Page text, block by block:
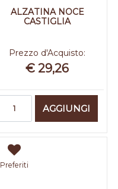
ALZATINA NOCE
CASTIGLIA
Prezzo d'Acquisto:
€ 29,26
AGGIUNGI
Preferiti